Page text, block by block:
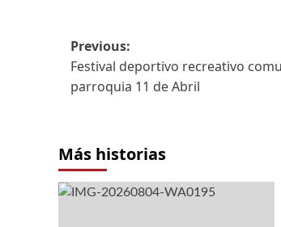
Previous:
Festival deportivo recreativo
parroquia 11 de Abril
Más historias